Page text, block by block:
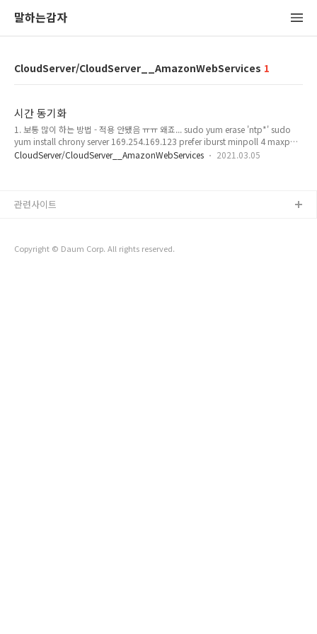
말하는감자
CloudServer/CloudServer__AmazonWebServices 1
시간 동기화
1. 보통 많이 하는 방법 - 적용 안됐음 ㅠㅠ 왜죠... sudo yum erase 'ntp*' sudo
yum install chrony server 169.254.169.123 prefer iburst minpoll 4 maxpoll
4 sudo service chronyd restart sudo chkconfig chronyd on 2. 다른 방법 ln -
CloudServer/CloudServer__AmazonWebServices 2021.03.05
Copyright © Daum Corp. All rights reserved.
관련사이트